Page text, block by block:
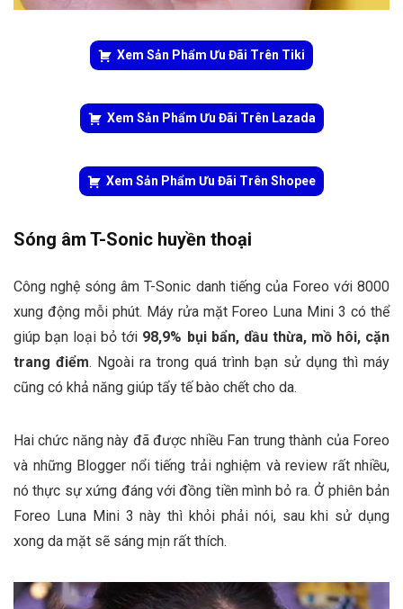
Xem Sản Phẩm Ưu Đãi Trên Tiki
Xem Sản Phẩm Ưu Đãi Trên Lazada
Xem Sản Phẩm Ưu Đãi Trên Shopee
Sóng âm T-Sonic huyền thoại
Công nghệ sóng âm T-Sonic danh tiếng của Foreo với 8000
xung động mỗi phút. Máy rửa mặt Foreo Luna Mini 3 có thể
giúp bạn loại bỏ tới 98,9% bụi bẩn, dầu thừa, mồ hôi, cặn
trang điểm. Ngoài ra trong quá trình bạn sử dụng thì máy
cũng có khả năng giúp tẩy tế bào chết cho da.
Hai chức năng này đã được nhiều Fan trung thành của Foreo
và những Blogger nổi tiếng trải nghiệm và review rất nhiều,
nó thực sự xứng đáng với đồng tiền mình bỏ ra. Ở phiên bản
Foreo Luna Mini 3 này thì khỏi phải nói, sau khi sử dụng
xong da mặt sẽ sáng mịn rất thích.